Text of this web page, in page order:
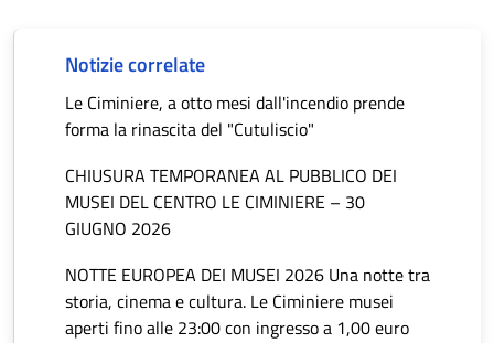
Notizie correlate
Le Ciminiere, a otto mesi dall'incendio prende
forma la rinascita del "Cutuliscio"
CHIUSURA TEMPORANEA AL PUBBLICO DEI
MUSEI DEL CENTRO LE CIMINIERE – 30
GIUGNO 2026
NOTTE EUROPEA DEI MUSEI 2026 Una notte tra
storia, cinema e cultura. Le Ciminiere musei
aperti fino alle 23:00 con ingresso a 1,00 euro